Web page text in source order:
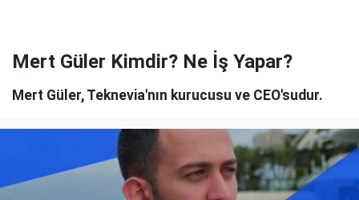
Mert Güler Kimdir? Ne İş Yapar?
Mert Güler, Teknevia'nın kurucusu ve CEO'sudur.